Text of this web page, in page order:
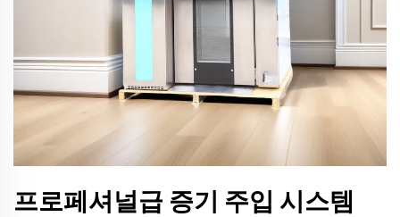
프로페셔널급 증기 주입 시스템